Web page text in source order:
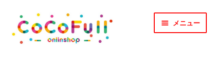
ビ
ン
メニュー